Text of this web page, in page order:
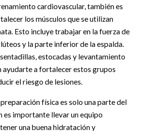
cardiovascular, también es
los músculos que se utilizan
Esto incluye trabajar en la fuerza de
y la parte inferior de la espalda.
estocadas y levantamiento
ayudarte a fortalecer estos grupos
el riesgo de lesiones.
física es solo una parte del
es importante llevar un equipo
una buena hidratación y